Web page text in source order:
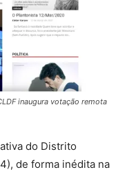
inaugura votação remota
do Distrito
de forma inédita na